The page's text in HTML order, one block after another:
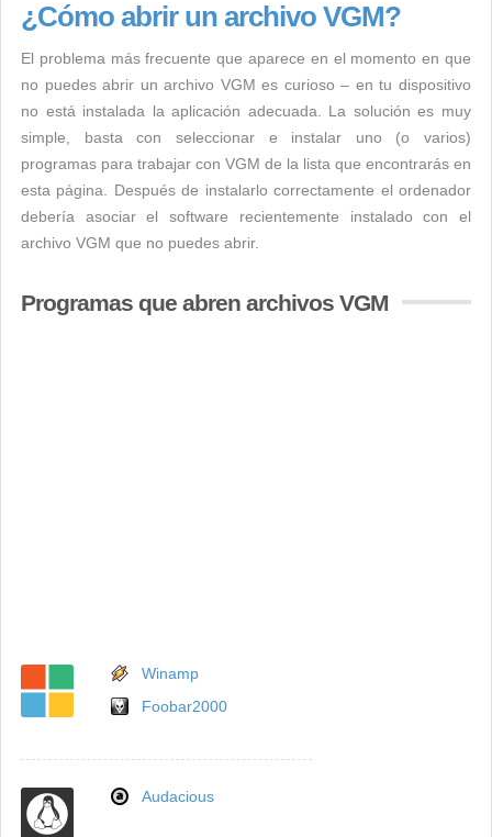
¿Cómo abrir un archivo VGM?
El problema más frecuente que aparece en el momento en que
no puedes abrir un archivo VGM es curioso – en tu dispositivo
no está instalada la aplicación adecuada. La solución es muy
simple, basta con seleccionar e instalar uno (o varios)
programas para trabajar con VGM de la lista que encontrarás en
esta página. Después de instalarlo correctamente el ordenador
debería asociar el software recientemente instalado con el
archivo VGM que no puedes abrir.
Programas que abren archivos VGM
Winamp
Foobar2000
Audacious